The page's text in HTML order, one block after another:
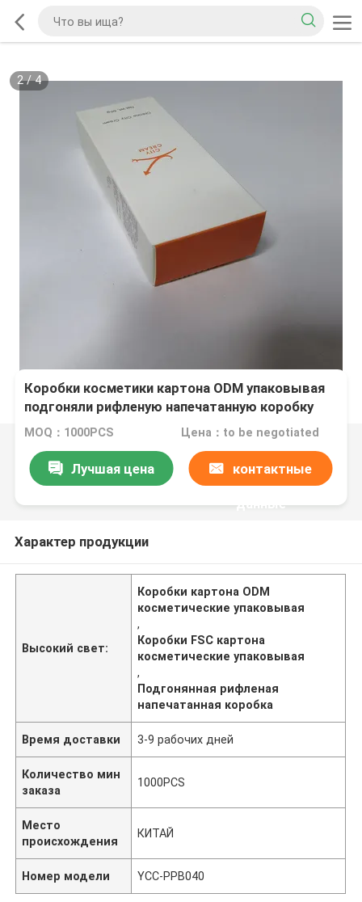
2/4
Коробки косметики картона ODM упаковывая
подгоняли рифленую напечатанную коробку
FSC
MOQ：1000PCS Цена：to be negotiated
Лучшая цена контактные
данные
Характер продукции
Высокий свет:
Коробки картона ODM
косметические упаковывая
,
Коробки FSC картона
косметические упаковывая
,
Подгонянная рифленая
напечатанная коробка
Время доставки 3-9 рабочих дней
Количество мин
заказа
1000PCS
Место
происхождения
КИТАЙ
Номер модели YCC-PPB040